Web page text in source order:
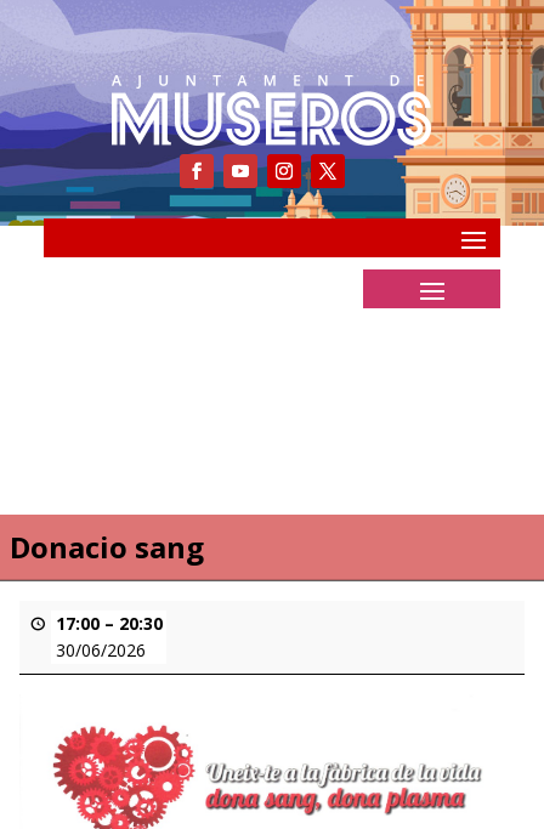
Donacio sang
17:00 – 20:30
30/06/2026